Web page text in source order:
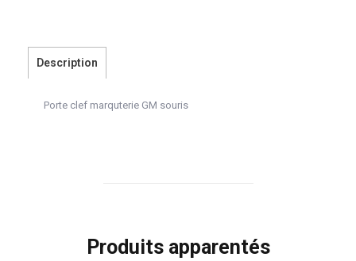
Description
Porte clef marquterie GM souris
Produits apparentés